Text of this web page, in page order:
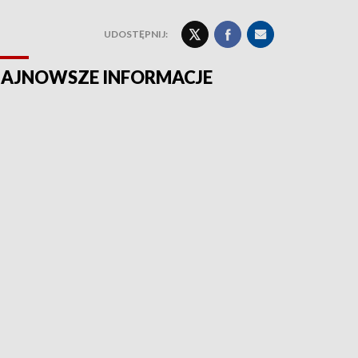
UDOSTĘPNIJ:
INFORMACJE